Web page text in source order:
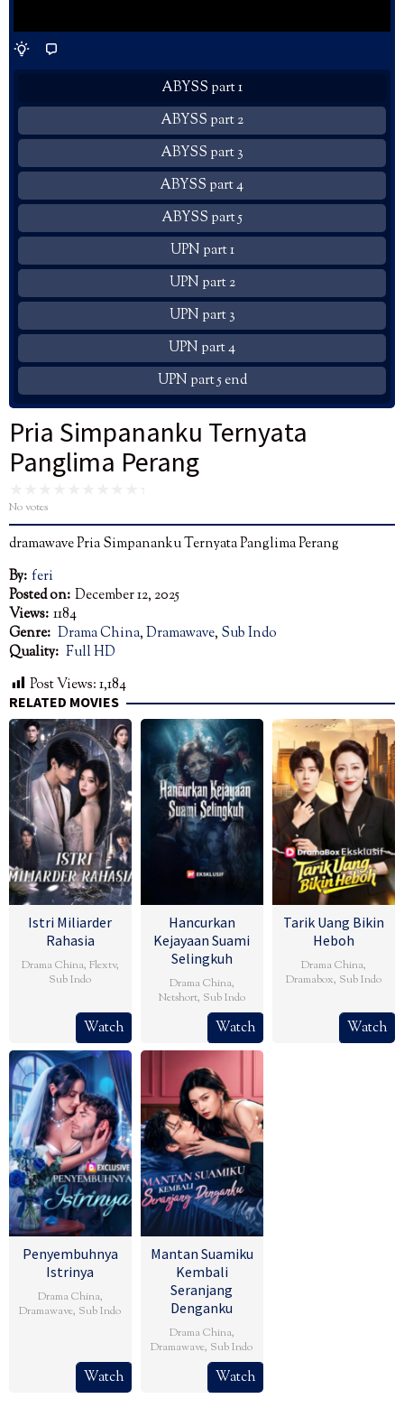
ABYSS part 1
ABYSS part 2
ABYSS part 3
ABYSS part 4
ABYSS part 5
UPN part 1
UPN part 2
UPN part 3
UPN part 4
UPN part 5 end
Pria Simpananku Ternyata
Panglima Perang
No votes
dramawave Pria Simpananku Ternyata Panglima Perang
By: feri
Posted on: December 12, 2025
Views: 1184
Genre: Drama China,Dramawave, Sub Indo
Quality: Full HD
Post Views:1,184
RELATED MOVIES
Istri Miliarder
Rahasia
Drama China, Flextv,
Sub Indo
Watch
Hancurkan
Kejayaan Suami
Selingkuh
Drama China,
Netshort, Sub Indo
Watch
Tarik Uang Bikin
Heboh
Drama China,
Dramabox, Sub Indo
Watch
Penyembuhnya
Istrinya
Drama China,
Dramawave, Sub Indo
Watch
Mantan Suamiku
Kembali
Seranjang
Denganku
Drama China,
Dramawave, Sub Indo
Watch